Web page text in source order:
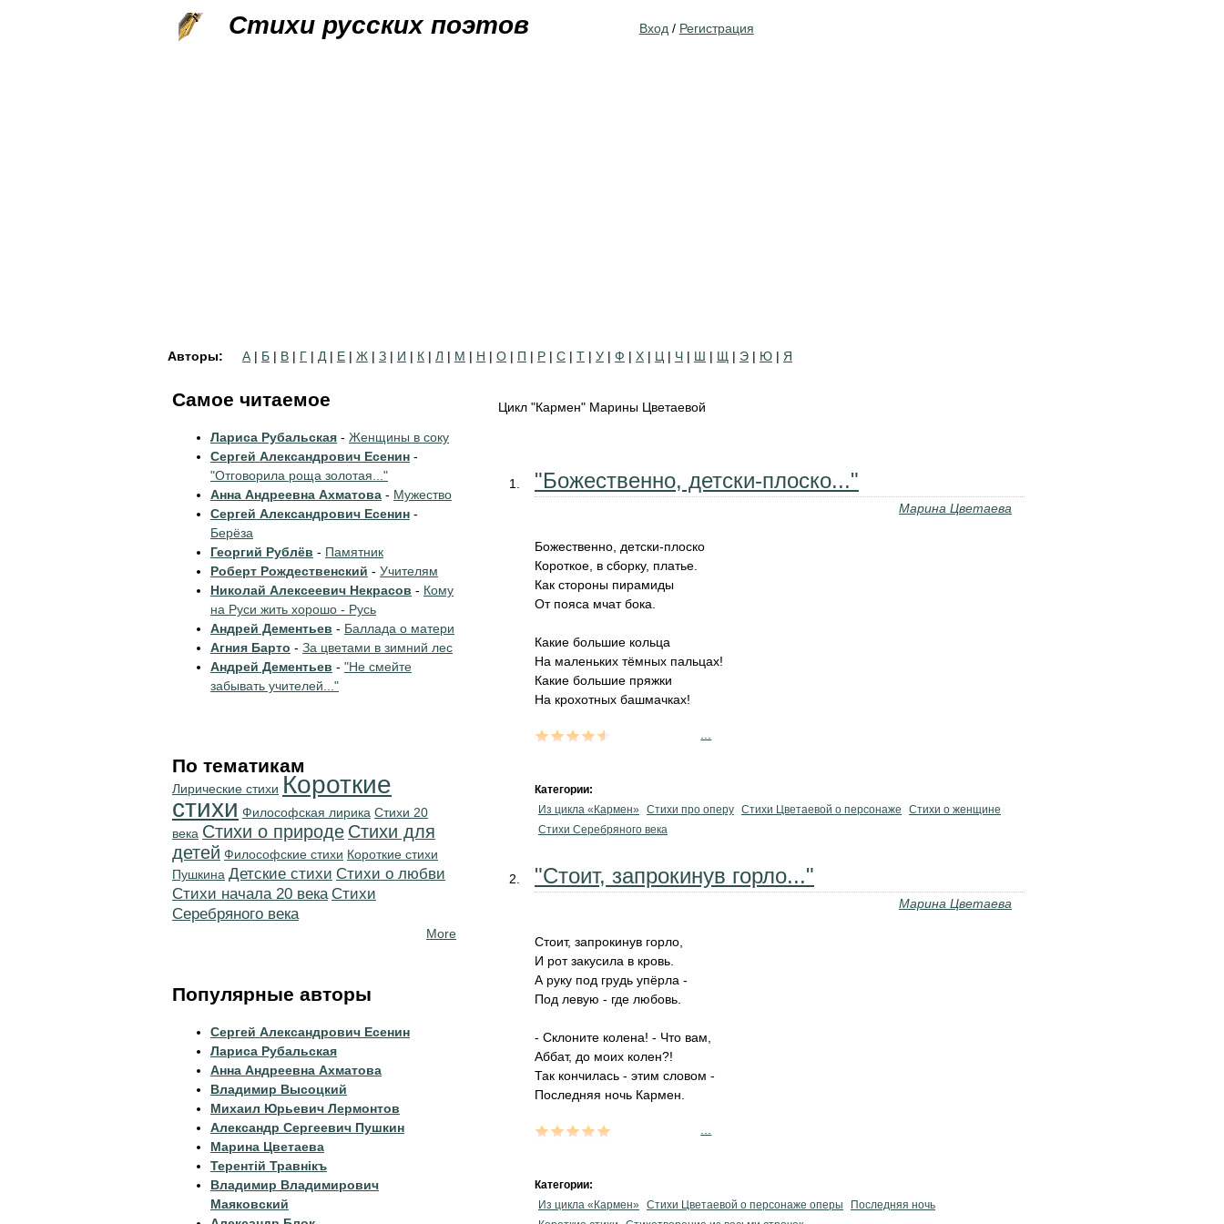
Стихи русских поэтов Вход / Регистрация
Авторы: А | Б | В | Г | Д | Е | Ж | З | И | К | Л | М | Н | О | П | Р | С | Т | У | Ф | Х | Ц | Ч | Ш | Щ | Э | Ю | Я
Цикл "Кармен" Марины Цветаевой
"Божественно, детски-плоско..."
Марина Цветаева
Божественно, детски-плоско
Короткое, в сборку, платье.
Как стороны пирамиды
От пояса мчат бока.
Какие большие кольца
На маленьких тёмных пальцах!
Какие большие пряжки
На крохотных башмачках!
Категории:
Из цикла «Кармен» Стихи про оперу Стихи Цветаевой о персонаже
Стихи о женщине
Стихи Серебряного века
"Стоит, запрокинув горло..."
Марина Цветаева
Стоит, запрокинув горло,
И рот закусила в кровь.
А руку под грудь упёрла -
Под левую - где любовь.
- Склоните колена! - Что вам,
Аббат, до моих колен?!
Так кончилась - этим словом -
Последняя ночь Кармен.
Категории:
Из цикла «Кармен» Стихи Цветаевой о персонаже оперы
Последняя ночь
Самое читаемое
Лариса Рубальская - Женщины в соку
Сергей Александрович Есенин -
"Отговорила роща золотая..."
Анна Андреевна Ахматова - Мужество
Сергей Александрович Есенин -
Берёза
Георгий Рублёв - Памятник
Роберт Рождественский - Учителям
Николай Алексеевич Некрасов - Кому
на Руси жить хорошо - Русь
Андрей Дементьев - Баллада о матери
Агния Барто - За цветами в зимний лес
Андрей Дементьев - "Не смейте
забывать учителей..."
По тематикам
Лирические стихи Короткие
стихи Философская лирика Стихи 20
века Стихи о природе Стихи для
детей Философские стихи Короткие стихи
Пушкина Детские стихи Стихи о любви
Cтихи начала 20 века Cтихи
Серебряного века
More
Популярные авторы
Сергей Александрович Есенин
Лариса Рубальская
Анна Андреевна Ахматова
Владимир Высоцкий
Михаил Юрьевич Лермонтов
Александр Сергеевич Пушкин
Марина Цветаева
Терентiй Травнiкъ
Владимир Владимирович
Маяковский